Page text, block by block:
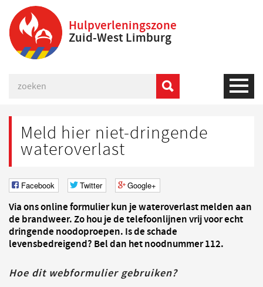
Hulpverleningszone
Zuid-West Limburg
Meld hier niet-dringende
wateroverlast
Facebook Twitter Google+
Via ons online formulier kun je wateroverlast melden aan
de brandweer. Zo hou je de telefoonlijnen vrij voor echt
dringende noodoproepen. Is de schade
levensbedreigend? Bel dan het noodnummer 112.
Hoe dit webformulier gebruiken?